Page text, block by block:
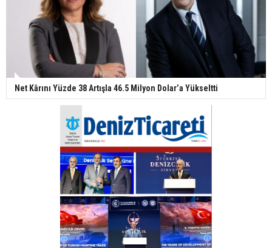
Net Kârını Yüzde 38 Artışla 46.5 Milyon Dolar’a Yükseltti